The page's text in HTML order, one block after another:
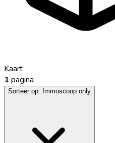
Kaart
1 pagina
Sorteer op: Immoscoop only